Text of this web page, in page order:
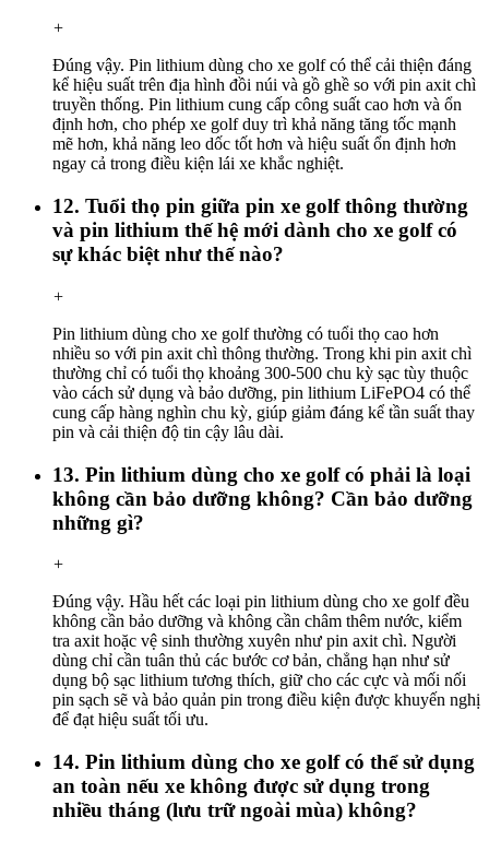
+
Đúng vậy. Pin lithium dùng cho xe golf có thể cải thiện đáng
kể hiệu suất trên địa hình đồi núi và gồ ghề so với pin axit chì
truyền thống. Pin lithium cung cấp công suất cao hơn và ổn
định hơn, cho phép xe golf duy trì khả năng tăng tốc mạnh
mẽ hơn, khả năng leo dốc tốt hơn và hiệu suất ổn định hơn
ngay cả trong điều kiện lái xe khắc nghiệt.
12. Tuổi thọ pin giữa pin xe golf thông thường
và pin lithium thế hệ mới dành cho xe golf có
sự khác biệt như thế nào?
+
Pin lithium dùng cho xe golf thường có tuổi thọ cao hơn
nhiều so với pin axit chì thông thường. Trong khi pin axit chì
thường chỉ có tuổi thọ khoảng 300-500 chu kỳ sạc tùy thuộc
vào cách sử dụng và bảo dưỡng, pin lithium LiFePO4 có thể
cung cấp hàng nghìn chu kỳ, giúp giảm đáng kể tần suất thay
pin và cải thiện độ tin cậy lâu dài.
13. Pin lithium dùng cho xe golf có phải là loại
không cần bảo dưỡng không? Cần bảo dưỡng
những gì?
+
Đúng vậy. Hầu hết các loại pin lithium dùng cho xe golf đều
không cần bảo dưỡng và không cần châm thêm nước, kiểm
tra axit hoặc vệ sinh thường xuyên như pin axit chì. Người
dùng chỉ cần tuân thủ các bước cơ bản, chẳng hạn như sử
dụng bộ sạc lithium tương thích, giữ cho các cực và mối nối
pin sạch sẽ và bảo quản pin trong điều kiện được khuyến nghị
để đạt hiệu suất tối ưu.
14. Pin lithium dùng cho xe golf có thể sử dụng
an toàn nếu xe không được sử dụng trong
nhiều tháng (lưu trữ ngoài mùa) không?